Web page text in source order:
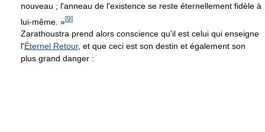
nouveau ; l'anneau de l'existence se reste éternellement fidèle à
lui-même. »[9]
Zarathoustra prend alors conscience qu'il est celui qui enseigne
l'Éternel Retour, et que ceci est son destin et également son
plus grand danger :